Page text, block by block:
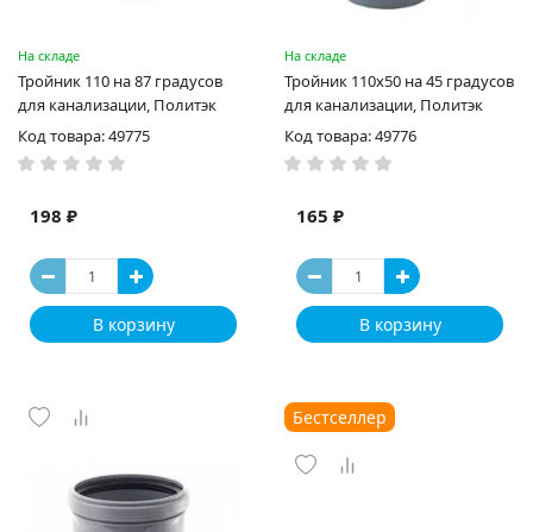
На складе
Тройник 110 на 87 градусов
для канализации, Политэк
Код товара: 49775
198 ₽
В корзину
На складе
Тройник 110х50 на 45 градусов
для канализации, Политэк
Код товара: 49776
165 ₽
В корзину
Бестселлер